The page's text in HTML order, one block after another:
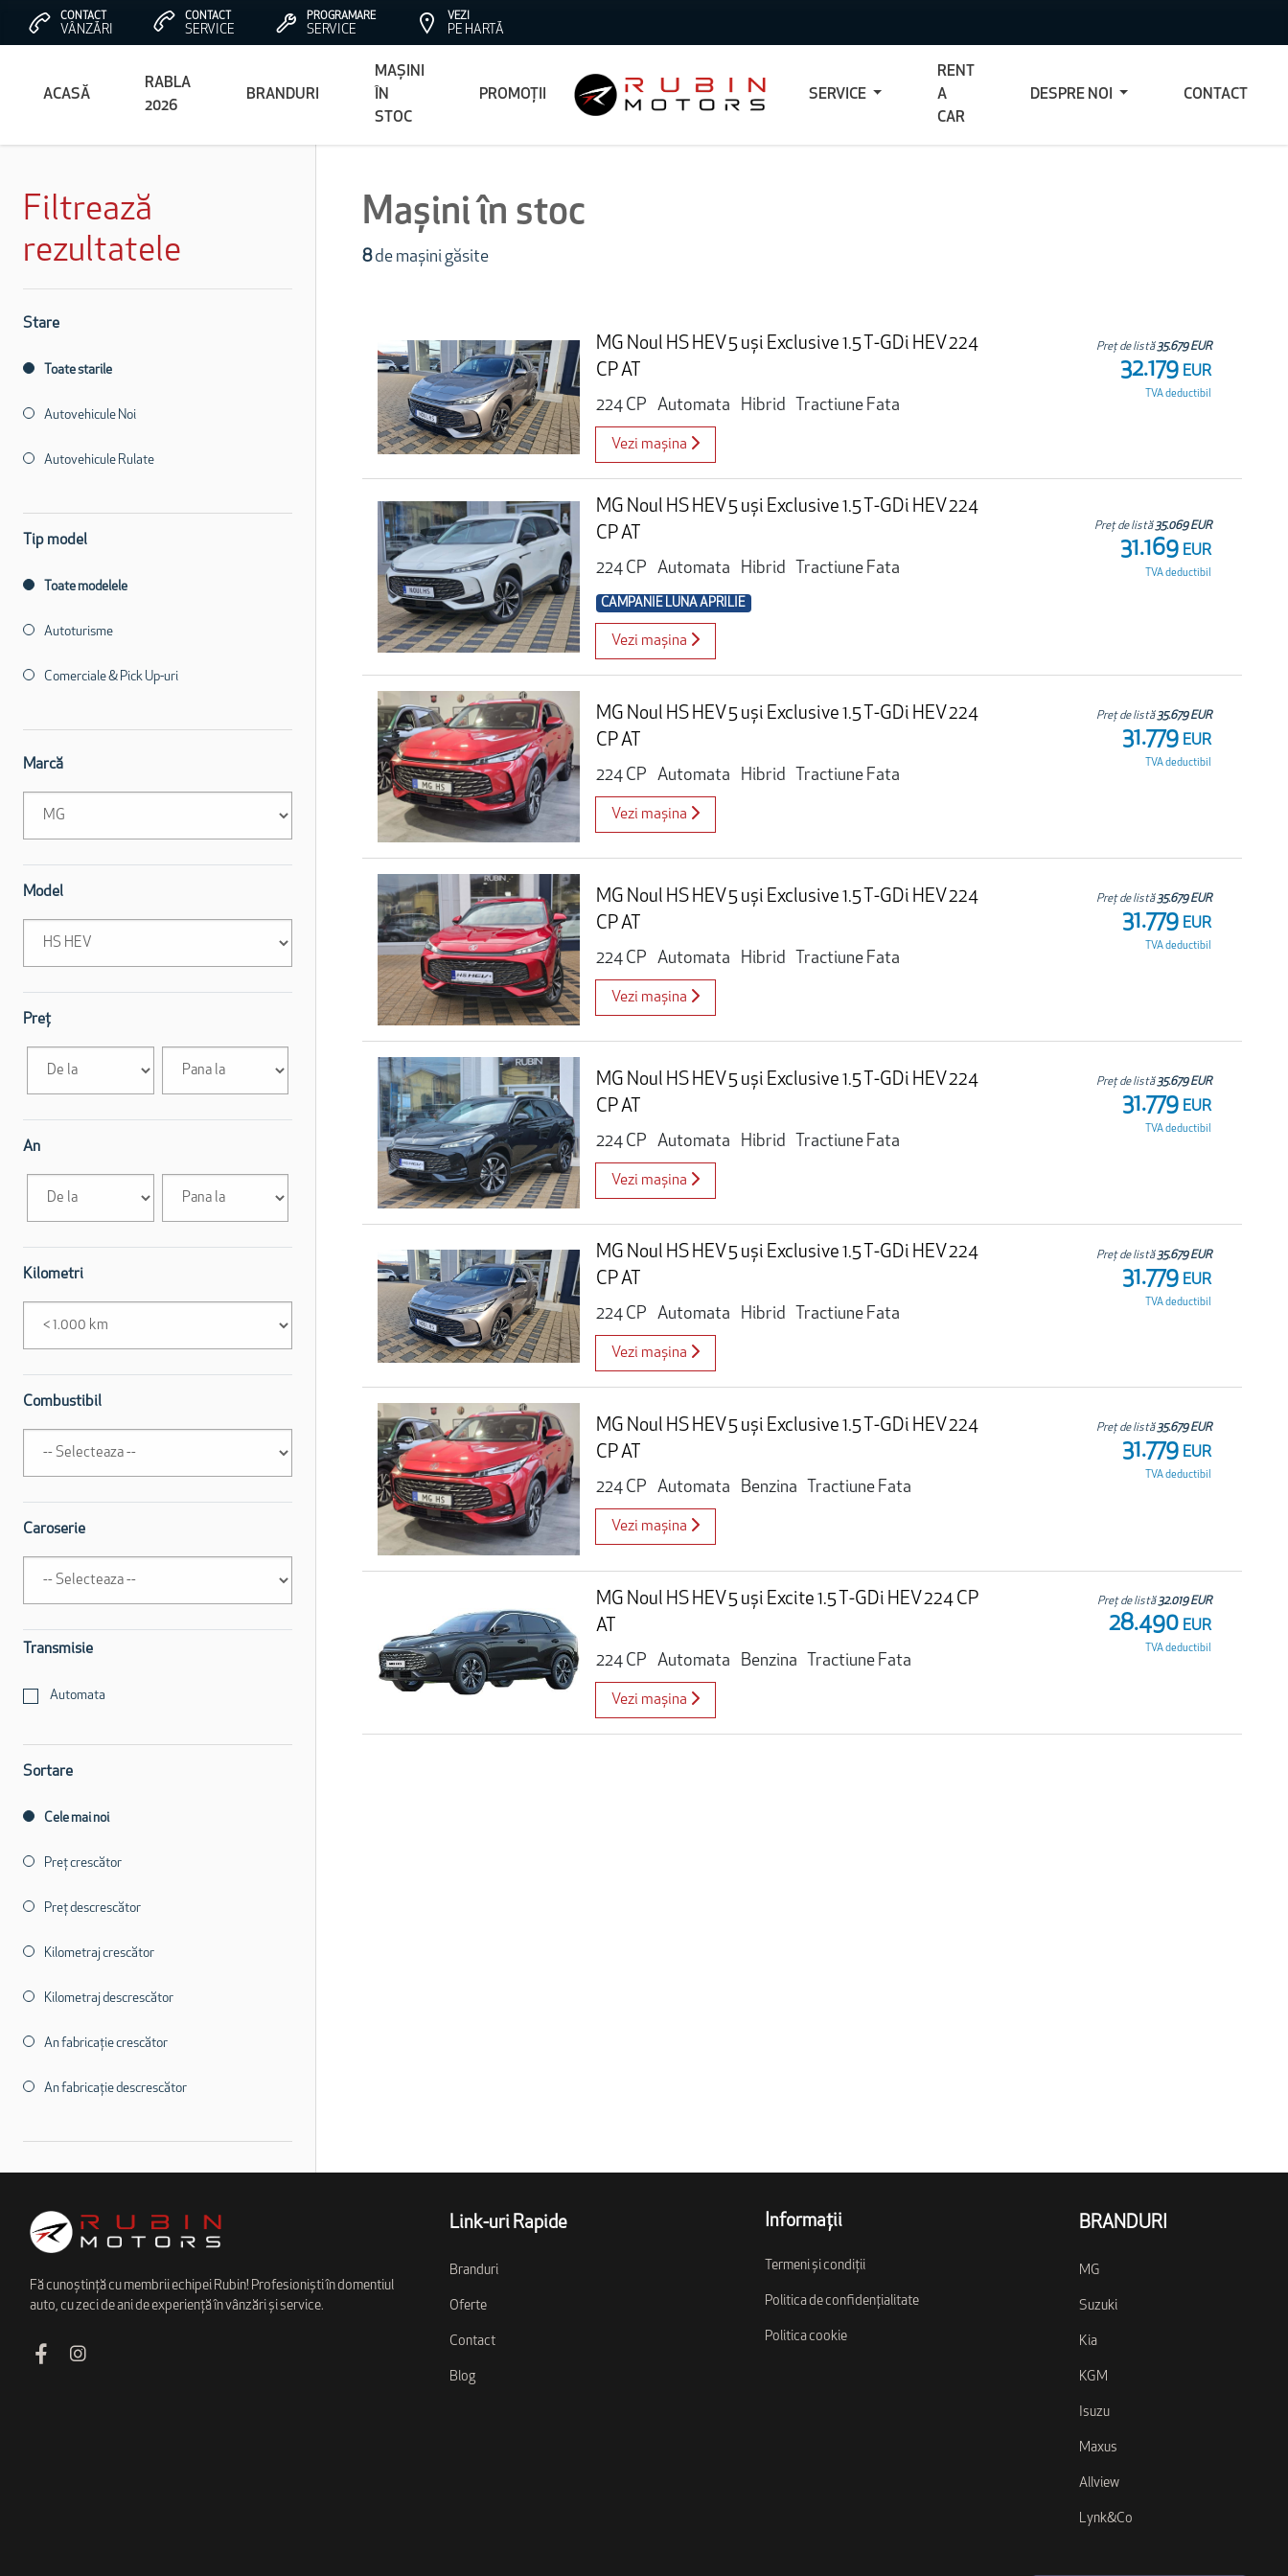
CONTACT
VÂNZĂRI
CONTACT
SERVICE
PROGRAMARE
SERVICE
VEZI
PE HARTĂ
ACASĂ
RABLA
2026
BRANDURI
MAȘINI
ÎN
STOC
PROMOȚII SERVICE
RENT
A
CAR
DESPRE NOI CONTACT
Filtrează
rezultatele
Stare
Toate starile
Autovehicule Noi
Autovehicule Rulate
Tip model
Toate modelele
Autoturisme
Comerciale & Pick Up-uri
Marcă
Model
Preț
An
Kilometri
Combustibil
Caroserie
Transmisie
Automata
Sortare
Cele mai noi
Preț crescător
Preț descrescător
Kilometraj crescător
Kilometraj descrescător
An fabricație crescător
An fabricație descrescător
Mașini în stoc
8de mașini găsite
MG Noul HS HEV 5 uși Exclusive 1.5 T-GDi HEV 224
CP AT
224 CP
Automata Hibrid Tractiune Fata
Preț de listă 35.679 EUR
32.179 EUR
TVA deductibil
Vezi mașina
MG Noul HS HEV 5 uși Exclusive 1.5 T-GDi HEV 224
CP AT
224 CP
Automata Hibrid Tractiune Fata
CAMPANIE LUNA APRILIE
Preț de listă 35.069 EUR
31.169 EUR
TVA deductibil
Vezi mașina
MG Noul HS HEV 5 uși Exclusive 1.5 T-GDi HEV 224
CP AT
224 CP
Automata Hibrid Tractiune Fata
Preț de listă 35.679 EUR
31.779 EUR
TVA deductibil
Vezi mașina
MG Noul HS HEV 5 uși Exclusive 1.5 T-GDi HEV 224
CP AT
224 CP
Automata Hibrid Tractiune Fata
Preț de listă 35.679 EUR
31.779 EUR
TVA deductibil
Vezi mașina
MG Noul HS HEV 5 uși Exclusive 1.5 T-GDi HEV 224
CP AT
224 CP
Automata Hibrid Tractiune Fata
Preț de listă 35.679 EUR
31.779 EUR
TVA deductibil
Vezi mașina
MG Noul HS HEV 5 uși Exclusive 1.5 T-GDi HEV 224
CP AT
224 CP
Automata Hibrid Tractiune Fata
Preț de listă 35.679 EUR
31.779 EUR
TVA deductibil
Vezi mașina
MG Noul HS HEV 5 uși Exclusive 1.5 T-GDi HEV 224
CP AT
224 CP
Automata Benzina Tractiune Fata
Preț de listă35.679 EUR
31.779 EUR
TVA deductibil
Vezi mașina
MG Noul HS HEV 5 uși Excite 1.5 T-GDi HEV 224 CP
AT
224 CP
Automata Benzina Tractiune Fata
Preț de listă 32.019 EUR
28.490 EUR
TVA deductibil
Vezi mașina
Fă cunoștință cu membrii echipei Rubin! Profesioniști în domentiul
auto, cu zeci de ani de experiență în vânzări și service.
Link-uri Rapide
Branduri
Oferte
Contact
Blog
Informații
Termeni și condiții
Politica de confidențialitate
Politica cookie
BRANDURI
MG
Suzuki
Kia
KGM
Isuzu
Maxus
Allview
Lynk&Co